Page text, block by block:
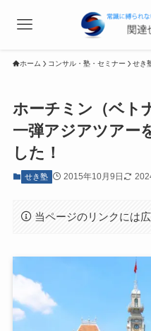
ホーム コンサル・塾・セミナー せき
ホーチミン（ベト
一弾アジアツアー
した！
せき塾 2015年10月9日
当ページのリンクには